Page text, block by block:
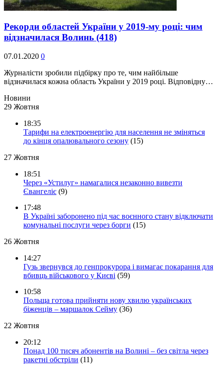
Рекорди областей України у 2019-му році: чим
відзначилася Волинь (418)
07.01.2020 0
Журналісти зробили підбірку про те, чим найбільше
відзначилася кожна область України у 2019 році. Відповідну…
Новини
29 Жовтня
18:35
Тарифи на електроенергію для населення не зміняться
до кінця опалювального сезону (15)
27 Жовтня
18:51
Через «Устилуг» намагалися незаконно вивезти
Євангеліє (9)
17:48
В Україні заборонено під час воєнного стану відключати
комунальні послуги через борги (15)
26 Жовтня
14:27
Гузь звернувся до генпрокурора і вимагає покарання для
вбивць військового у Києві (59)
10:58
Польща готова прийняти нову хвилю українських
біженців – маршалок Сейму (36)
22 Жовтня
20:12
Понад 100 тисяч абонентів на Волині – без світла через
ракетні обстріли (11)